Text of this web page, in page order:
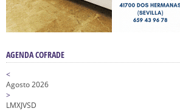
AGENDA COFRADE
<
Agosto 2026
>
LMXJVSD